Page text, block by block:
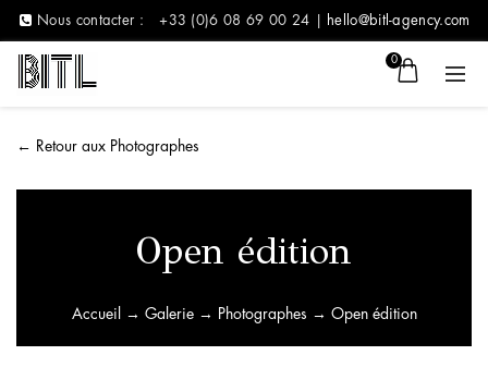
Nous contacter : +33 (0)6 08 69 00 24 | hello@bitl-agency.com
0
← Retour aux Photographes
Open édition
Accueil → Galerie→ Photographes → Open édition